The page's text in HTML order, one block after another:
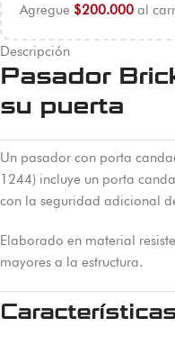
Agregue $200.000 al
Descripción
Pasador
su puerta
Un pasador con porta
1244) incluye un porta
con la seguridad adicional
Elaborado en material
mayores a la estructura.